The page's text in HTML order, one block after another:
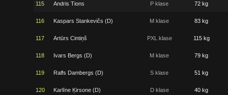
115 Andris Tions P klase 72 kg
116 Kaspars Stankevičs (D) M klase 83 kg
117 Artūrs Cintiņš PXL klase 115 kg
118 Ivars Bergs (D) M klase 79 kg
119 Ralfs Dambergs (D) S klase 51 kg
120 Karlīne Ķirsone (D) D klase 40 kg